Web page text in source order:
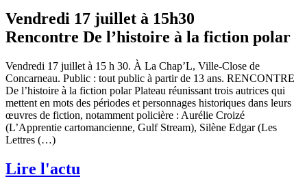
Vendredi 17 juillet à 15h30
Rencontre De l’histoire à la fiction polar
Vendredi 17 juillet à 15 h 30. À La Chap’L, Ville-Close de
Concarneau. Public : tout public à partir de 13 ans. RENCONTRE
De l’histoire à la fiction polar Plateau réunissant trois autrices qui
mettent en mots des périodes et personnages historiques dans leurs
œuvres de fiction, notamment policière : Aurélie Croizé
(L’Apprentie cartomancienne, Gulf Stream), Silène Edgar (Les
Lettres (…)
Lire l'actu